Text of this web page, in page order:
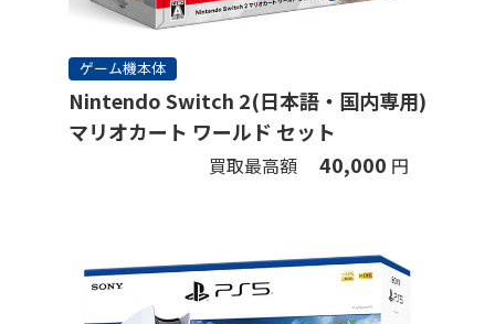
ゲーム機本体
Nintendo Switch 2(日本語・国内専用)
マリオカート ワールド セット
買取最高額 40,000 円